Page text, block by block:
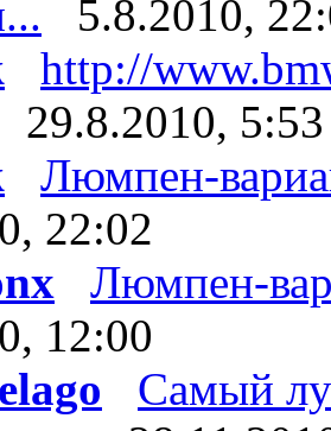
5.8.2010,
http://
29.8.2010, 5:53
Люмпен-
22:02
Люмпен-
12:00
Самый